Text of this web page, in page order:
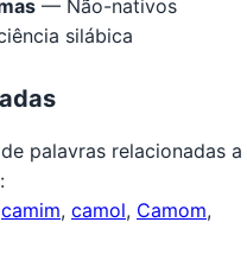
— Não-nativos
silábica
palavras relacionadas a
:
camim, camol, Camom,